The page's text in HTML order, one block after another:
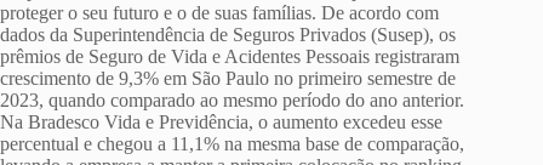
proteger o seu futuro e o de suas famílias. De acordo com
dados da Superintendência de Seguros Privados (Susep), os
prêmios de Seguro de Vida e Acidentes Pessoais registraram
crescimento de 9,3% em São Paulo no primeiro semestre de
2023, quando comparado ao mesmo período do ano anterior.
Na Bradesco Vida e Previdência, o aumento excedeu esse
percentual e chegou a 11,1% na mesma base de comparação,